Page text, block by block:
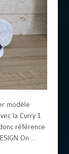
modèle
la Curry 1
référence
On ...